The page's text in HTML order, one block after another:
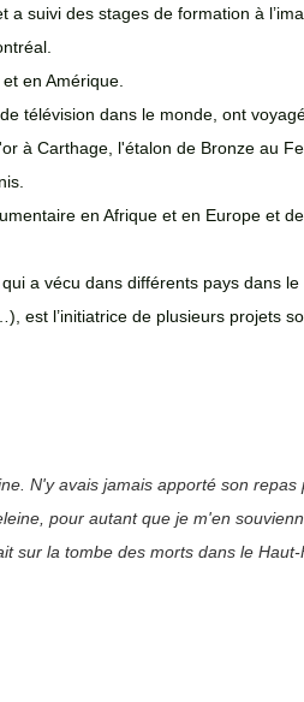
suivi des stages de formation à
en Amérique.
télévision dans le monde, ont
à Carthage, l'étalon de Bronze au
en Afrique et en Europe et
a vécu dans différents pays dans le
est l’initiatrice de plusieurs projets
N'y avais jamais apporté son
pour autant que je m'en
sur la tombe des morts dans le Haut-